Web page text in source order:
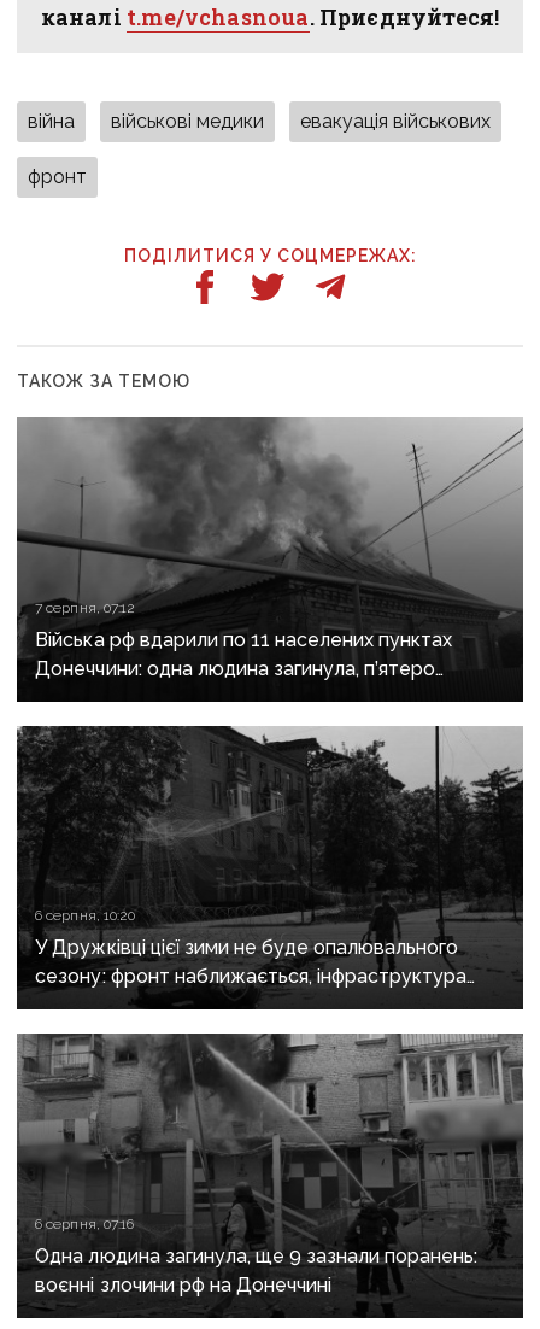
каналі t.me/vchasnoua. Приєднуйтеся!
війна військові медики евакуація військових
фронт
ПОДІЛИТИСЯ У СОЦМЕРЕЖАХ:
ТАКОЖ ЗА ТЕМОЮ
7 серпня, 07:12
Війська рф вдарили по 11 населених пунктах
Донеччини: одна людина загинула, п’ятеро
поранені
6 серпня, 10:20
У Дружківці цієї зими не буде опалювального
сезону: фронт наближається, інфраструктура
критично зруйнована
6 серпня, 07:16
Одна людина загинула, ще 9 зазнали поранень:
воєнні злочини рф на Донеччині